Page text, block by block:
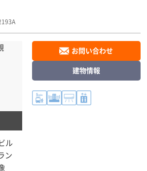
お問い合わせ
建物情報